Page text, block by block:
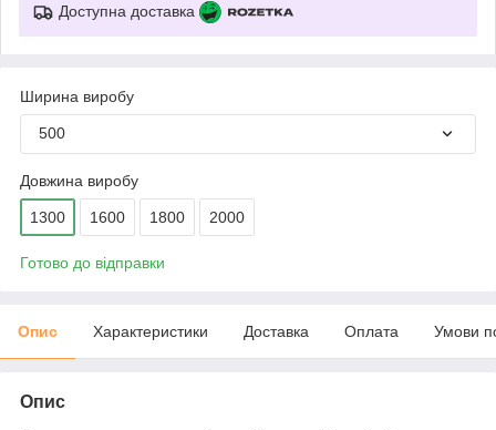
Доступна доставка
Ширина виробу
500
Довжина виробу
1300 1600 1800 2000
Готово до відправки
Опис Характеристики Доставка Оплата Умови
Опис